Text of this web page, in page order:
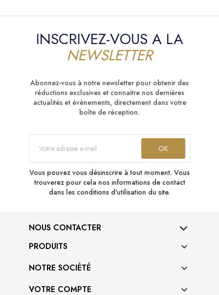
INSCRIVEZ-VOUS A LA
NEWSLETTER
Abonnez-vous à notre newsletter pour obtenir des
réductions exclusives et connaitre nos dernières
actualités et évènements, directement dans votre
boîte de réception.
Vous pouvez vous désinscrire à tout moment. Vous
trouverez pour cela nos informations de contact
dans les conditions d'utilisation du site.
NOUS CONTACTER
PRODUITS

NOTRE SOCIÉTÉ 
VOTRE COMPTE 